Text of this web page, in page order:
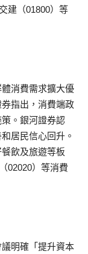
建（01800）等
消費需求擴大優
指出，消費端政
。銀河證券認
居民信心回升。
飲及旅遊等板
02020）等消費
明確「提升資本